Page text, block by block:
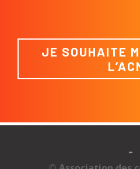
JE SOUHAITE
-